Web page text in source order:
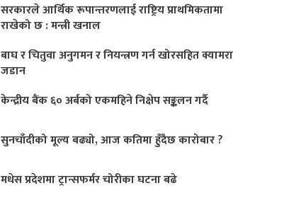
सरकारले आर्थिक रूपान्तरणलाई राष्ट्रिय प्राथमिकतामा
राखेको छ : मन्त्री खनाल
बाघ र चितुवा अनुगमन र नियन्त्रण गर्न खोरसहित क्यामरा
जडान
केन्द्रीय बैंक ६० अर्बको एकमहिने निक्षेप सङ्कलन गर्दै
सुनचाँदीको मूल्य बढ्यो, आज कतिमा हुँदैछ कारोबार ?
मधेस प्रदेशमा ट्रान्सफर्मर चोरीका घटना बढे